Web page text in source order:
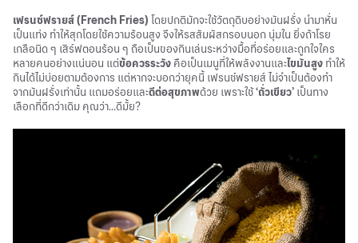
เฟรนช์ฟรายส์ (French Fries) โดยปกติมักจะใช้วัตถุดิบอย่างมันฝรั่ง นำมาหั่น
เป็นแท่ง ทำให้สุกโดยใช้ความร้อนสูง จึงให้รสสัมผัสกรอบนอก นุ่มใน ยิ่งถ้าโรย
เกลือนิด ๆ เสิร์ฟตอนร้อน ๆ ถือเป็นของกินเล่นระหว่างมื้อที่อร่อยและถูกใจใคร
หลายคนอย่างแน่นอน แต่ข้อควรระวัง คือเป็นเมนูที่ให้พลังงานและไขมันสูง ทำให้
กินได้ไม่บ่อยตามต้องการ แต่หากจะบอกว่ายุคนี้ เฟรนช์ฟรายส์ ไม่จำเป็นต้องทำ
จากมันฝรั่งเท่านั้น แถมอร่อยและดีต่อสุขภาพด้วย เพราะใช้‘ถั่วเขียว’ เป็นทาง
เลือกที่ดีกว่าเดิม คุณว่า...ดีมั้ย?